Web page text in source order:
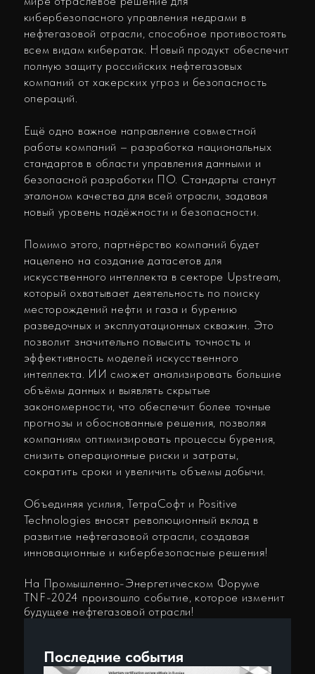
Помимо этого, партнёрство компаний будет
нацелено на создание датасетов для
искусственного интеллекта в секторе Upstream,
который охватывает деятельность по поиску
месторождений нефти и газа и бурению
разведочных и эксплуатационных скважин. Это
позволит значительно повысить точность и
эффективность моделей искусственного
интеллекта. ИИ сможет анализировать большие
прогнозы и обоснованные решения, позволяя
компаниям оптимизировать процессы бурения,
снизить операционные риски и затраты,
сократить сроки и увеличить объемы добычи.
Объединяя усилия, ТетраСофт и Positive
Technologies вносят революционный вклад в
развитие нефтегазовой отрасли, создавая
На Промышленно-Энергетическом Форуме
TNF-2024 произошло событие, которое изменит
будущее нефтегазовой отрасли!
Последние события
14.07.2026
ЗИТ «ТетраСофт» получил сертификат
ЗИТ «TetraSoft» представила
выставке ИННОПРОМ-2026